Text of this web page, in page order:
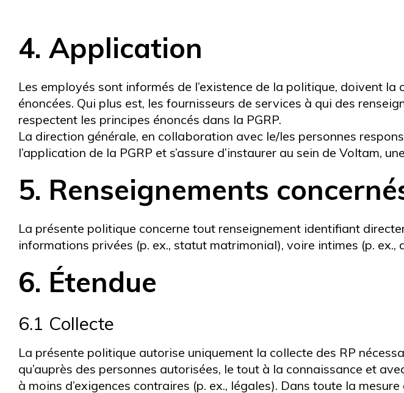
4. Application
Les employés sont informés de l’existence de la politique, doivent
énoncées. Qui plus est, les fournisseurs de services à qui des
respectent les principes énoncés dans la PGRP.
La direction générale, en collaboration avec le/les personnes
l’application de la PGRP et s’assure d’instaurer au sein de Voltam,
5. Renseignements
La présente politique concerne tout renseignement identifiant
informations privées (p. ex., statut matrimonial), voire intimes (p. ex.,
6. Étendue
6.1 Collecte
La présente politique autorise uniquement la collecte des RP
qu’auprès des personnes autorisées, le tout à la connaissance et
à moins d’exigences contraires (p. ex., légales). Dans toute la